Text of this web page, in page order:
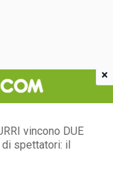
vincono DUE
spettatori: il
×